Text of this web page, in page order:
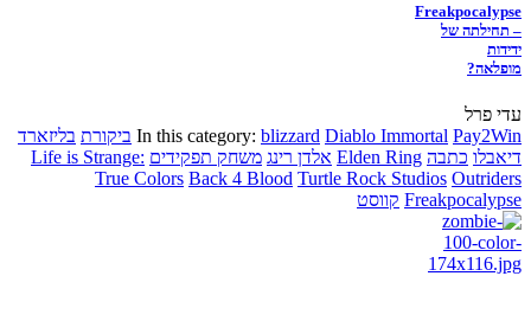
Freakpocalypse
– תחילתה של
ידידות
מופלאה?
עדי פרל
In this category: blizzard Diablo Immortal Pay2Win ביקורת בליזארד
דיאבלו כתבה Elden Ring אלדן רינג משחק תפקידים Life is Strange:
True Colors Back 4 Blood Turtle Rock Studios Outriders
Freakpocalypse קווסט